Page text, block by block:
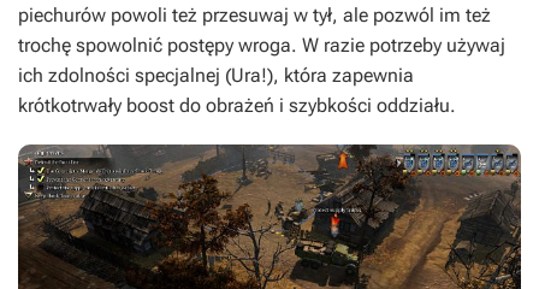
piechurów powoli też przesuwaj w tył, ale pozwól im też
trochę spowolnić postępy wroga. W razie potrzeby używaj
ich zdolności specjalnej (Ura!), która zapewnia
krótkotrwały boost do obrażeń i szybkości oddziału.